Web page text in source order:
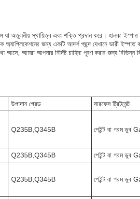
যা অতুলনীয় স্থায়িত্ব এবং শক্তি প্রদান করে। হালকা
অ্যাপ্লিকেশনের জন্য একটি আদর্শ পছন্দ যেখানে ভারী
আসে, আমরা আপনার নির্দিষ্ট চাহিদা পূরণ করার জন্য
উপাদান গ্রেড সারফেস ট্রিটমেন্ট
Q235B,Q345B পেইন্ট বা গরম ডুব
Q235B,Q345B পেইন্ট বা গরম ডুব
Q235B,Q345B পেইন্ট বা গরম ডুব